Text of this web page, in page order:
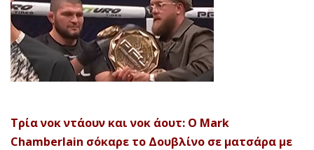
Τρία νοκ ντάουν και νοκ άουτ: Ο Mark
Chamberlain σόκαρε το Δουβλίνο σε ματσάρα με